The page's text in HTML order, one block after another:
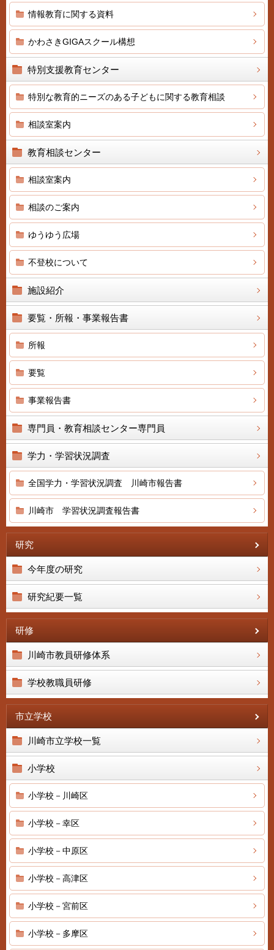
情報教育に関する資料
かわさきGIGAスクール構想
特別支援教育センター
特別な教育的ニーズのある子どもに関する教育相談
相談室案内
教育相談センター
相談室案内
相談のご案内
ゆうゆう広場
不登校について
施設紹介
要覧・所報・事業報告書
所報
要覧
事業報告書
専門員・教育相談センター専門員
学力・学習状況調査
全国学力・学習状況調査 川崎市報告書
川崎市 学習状況調査報告書
研究
今年度の研究
研究紀要一覧
研修
川崎市教員研修体系
学校教職員研修
市立学校
川崎市立学校一覧
小学校
小学校－川崎区
小学校－幸区
小学校－中原区
小学校－高津区
小学校－宮前区
小学校－多摩区